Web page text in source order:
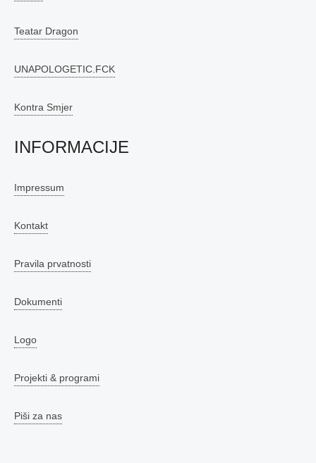
Teatar Dragon
UNAPOLOGETIC.FCK
Kontra Smjer
INFORMACIJE
Impressum
Kontakt
Pravila prvatnosti
Dokumenti
Logo
Projekti & programi
Piši za nas